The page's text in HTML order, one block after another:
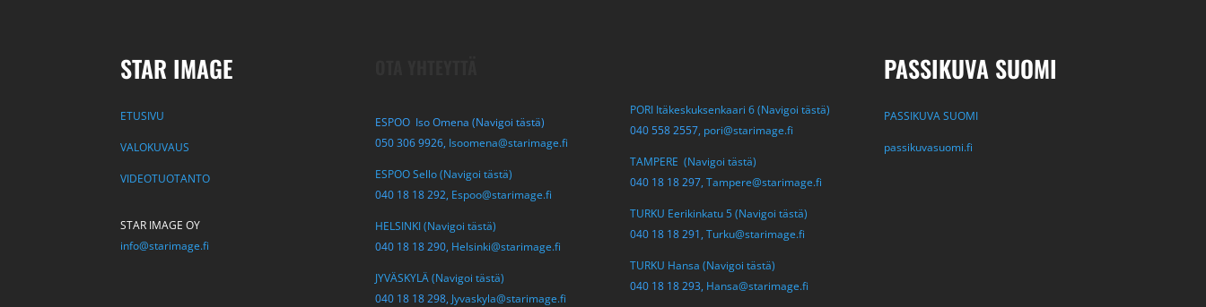
STAR IMAGE
ETUSIVU
VALOKUVAUS
VIDEOTUOTANTO
STAR IMAGE OY
info@starimage.fi
ESPOO Iso Omena (Navigoi tästä)
050 306 9926, Isoomena@starimage.fi
ESPOO Sello (Navigoi tästä)
040 18 18 292, Espoo@starimage.fi
HELSINKI (Navigoi tästä)
040 18 18 290, Helsinki@starimage.fi
JYVÄSKYLÄ (Navigoi tästä)
040 18 18 298, Jyvaskyla@starimage.fi
PORI Itäkeskuksenkaari 6 (Navigoi tästä)
040 558 2557, pori@starimage.fi
TAMPERE (Navigoi tästä)
040 18 18 297, Tampere@starimage.fi
TURKU Eerikinkatu 5 (Navigoi tästä)
040 18 18 291, Turku@starimage.fi
TURKU Hansa (Navigoi tästä)
040 18 18 293, Hansa@starimage.fi
PASSIKUVA SUOMI
PASSIKUVA SUOMI
passikuvasuomi.fi